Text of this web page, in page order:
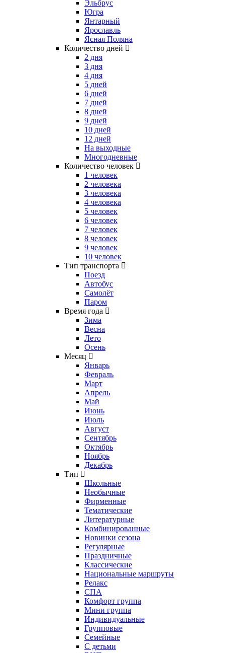
Эльбрус
Югра
Янтарный
Ярославль
Ясная Поляна
Количество дней
2 дня
3 дня
4 дня
5 дней
6 дней
7 дней
8 дней
9 дней
10 дней
12 дней
На выходные
Многодневные
Количество человек
1 человек
2 человека
3 человека
4 человека
5 человек
6 человек
7 человек
8 человек
9 человек
10 человек
Тип транспорта
Поезд
Автобус
Самолёт
Паром
Время года
Зима
Весна
Лето
Осень
Месяц
Январь
Февраль
Март
Апрель
Май
Июнь
Июль
Август
Сентябрь
Октябрь
Ноябрь
Декабрь
Тип
Школьные
Необычные
Фирменные
Тематические
Литературные
Комбинированные
Новинки сезона
Регулярные
Праздничные
Классические
Национальные маршруты
Релакс
СПА
Комфорт группа
Мини группа
Индивидуальные
Групповые
Семейные
С детьми